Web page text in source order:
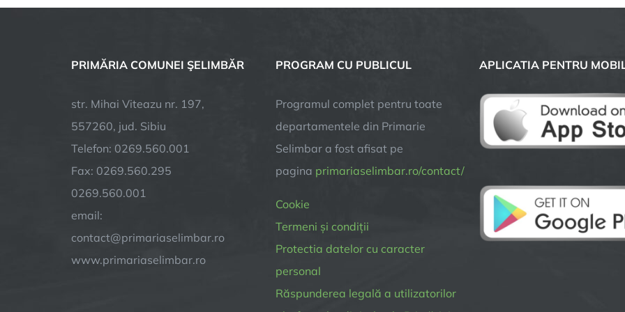
pentru
în
la
Pădurea
Șopa
PRIMĂRIA COMUNEI ŞELIMBĂR
str. Mihai Viteazu nr. 197,
557260, jud. Sibiu
Telefon: 0269.560.001
Fax: 0269.560.295
0269.560.001
email:
contact@primariaselimbar.ro
www.primariaselimbar.ro
PROGRAM CU PUBLICUL
Programul complet pentru toate
departamentele din Primarie
Selimbar a fost afisat pe
pagina primariaselimbar.ro/contact/
Cookie
Termeni și condiții
Protectia datelor cu caracter
personal
Răspunderea legală a utilizatorilor
APLICATIA PENTRU